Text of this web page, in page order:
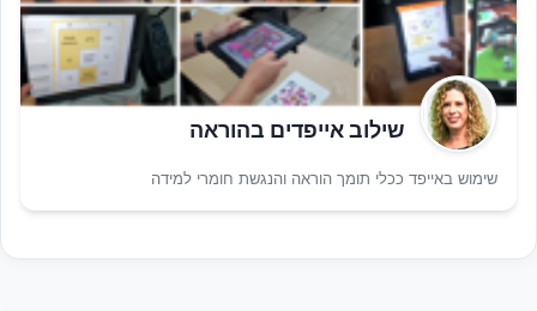
שילוב אייפדים בהוראה
שימוש באייפד ככלי תומך הוראה והנגשת חומרי למידה